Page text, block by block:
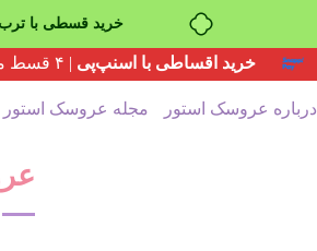
خرید قسطی با
خرید اقساطی با اسنپ‌پی | ۴ قسط ماهانه، بدون سود، چک و ضامن
درباره عروسک استور مجله عروسک استور